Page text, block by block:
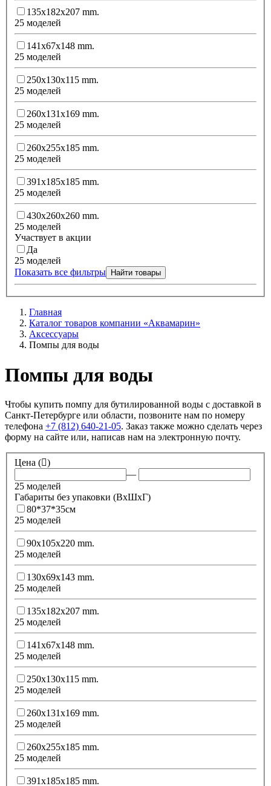
135x182x207 mm.
25 моделей
141x67x148 mm.
25 моделей
250x130x115 mm.
25 моделей
260x131x169 mm.
25 моделей
260x255x185 mm.
25 моделей
391x185x185 mm.
25 моделей
430x260x260 mm.
25 моделей
Участвует в акции
Да
25 моделей
Показать все фильтры
Найти товары
Главная
Каталог товаров компании «Аквамарин»
Аксессуары
Помпы для воды
Помпы для воды
Чтобы купить помпу для бутилированной воды с доставкой в
Санкт-Петербурге или области, позвоните нам по номеру
телефона +7 (812) 640-21-05. Заказ также можно сделать через
форму на сайте или, написав нам на электронную почту.
Цена ( )
—
25 моделей
Габариты без упаковки (ВxШxГ)
80*37*35см
25 моделей
90x105x220 mm.
25 моделей
130x69x143 mm.
25 моделей
135x182x207 mm.
25 моделей
141x67x148 mm.
25 моделей
250x130x115 mm.
25 моделей
260x131x169 mm.
25 моделей
260x255x185 mm.
25 моделей
391x185x185 mm.